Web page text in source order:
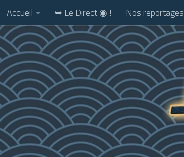
Skip to content
Accueil ➥ Le Direct ◉ ! Nos reportages